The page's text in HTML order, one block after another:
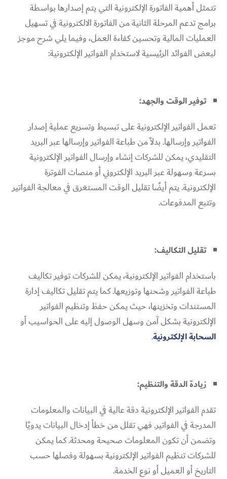
تتمثل أهمية الفاتورة الإلكترونية التي يتم إصدارها بواسطة
برامج تدعم المرحلة الثانية من الفاتورة الالكترونية في تسهيل
العمليات المالية وتحسين كفاءة العمل، وفيما يلي شرح موجز
لبعض الفوائد الرئيسية لاستخدام الفواتير الإلكترونية:
توفير الوقت والجهد:
تعمل الفواتير الإلكترونية على تبسيط وتسريع عملية إصدار
الفواتير وإرسالها. بدلاً من طباعة الفواتير وإرسالها عبر البريد
التقليدي، يمكن للشركات إنشاء وإرسال الفواتير الإلكترونية
بسرعة وسهولة عبر البريد الإلكتروني أو منصات الفوترة
الإلكترونية. يتم أيضًا تقليل الوقت المستغرق في معالجة الفواتير
وتتبع المدفوعات.
تقليل التكاليف:
باستخدام الفواتير الإلكترونية، يمكن للشركات توفير تكاليف
طباعة الفواتير وشحنها وتوزيعها. كما يتم تقليل تكاليف إدارة
المستندات وتخزينها، حيث يمكن حفظ وتنظيم الفواتير
الإلكترونية بشكل آمن وسهل الوصول إليه على الحواسيب أو
السحابة الإلكترونية.
زيادة الدقة والتنظيم:
تقدم الفواتير الإلكترونية دقة عالية في البيانات والمعلومات
المدرجة في الفواتير. فهي تقلل من خطأ إدخال البيانات يدويًا
وتضمن أن تكون المعلومات صحيحة ومحدثة. كما يمكن
للشركات تنظيم الفواتير الإلكترونية بسهولة وفصلها حسب
التاريخ أو العميل أو نوع الخدمة.